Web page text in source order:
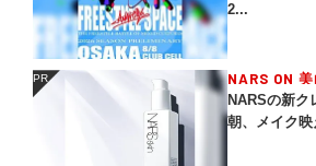
2...
PR NARS ON 美
NARSの新ク
朝、メイク